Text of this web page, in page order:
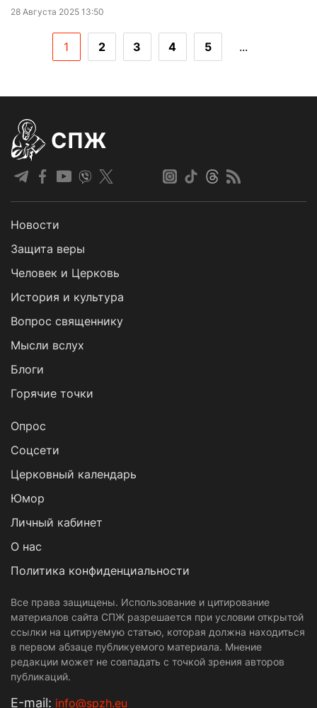
28 Августа 2025 13:50
1 2 3 4 5 ...
СПЖ
Новости
Защита веры
Человек и Церковь
История и культура
Вопрос священнику
Мысли вслух
Блоги
Горячие точки
Опрос
Cоцсети
Церковный календарь
Юмор
Личный кабинет
О нас
Политика конфиденциальности
Все права защищены. Использование и цитирование
материалов сайта СПЖ разрешается при условии открытой
ссылки на цитируемую статью, которая должна находиться
в первом абзаце публикуемого материала. Мнение
редакции может не совпадать с точкой зрения авторов
публикаций.
Е-mail: info@spzh.eu